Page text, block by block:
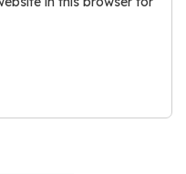
घर बनाने के लिए LIC से ले
प्रतिशत सब्सिडी
छोटे दुकानदारों को इस